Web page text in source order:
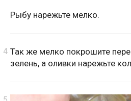
Рыбу нарежьте мелко.
Так же мелко покрошите
зелень, а оливки нарежьте